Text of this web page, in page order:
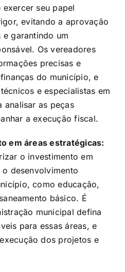
seu papel
evitando a aprovação
garantindo um
Os vereadores
precisas e
do município, e
e especialistas em
analisar as peças
a execução fiscal.
em áreas estratégicas:
o investimento em
desenvolvimento
como educação,
básico. É
municipal defina
para essas áreas, e
dos projetos e